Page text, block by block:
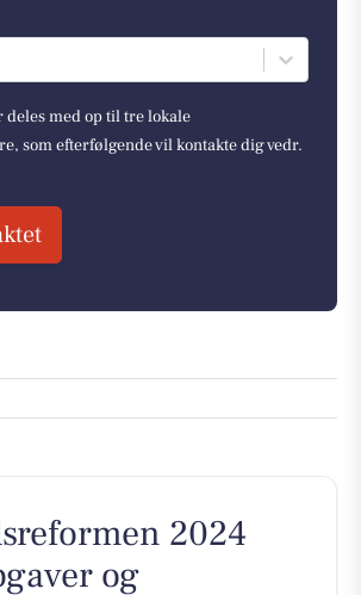
med op til tre lokale
som efterfølgende vil kontakte dig vedr.
2024
og